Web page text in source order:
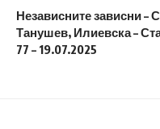
Независните зависни –
Танушев, Илиевска –
77 – 19.07.2025